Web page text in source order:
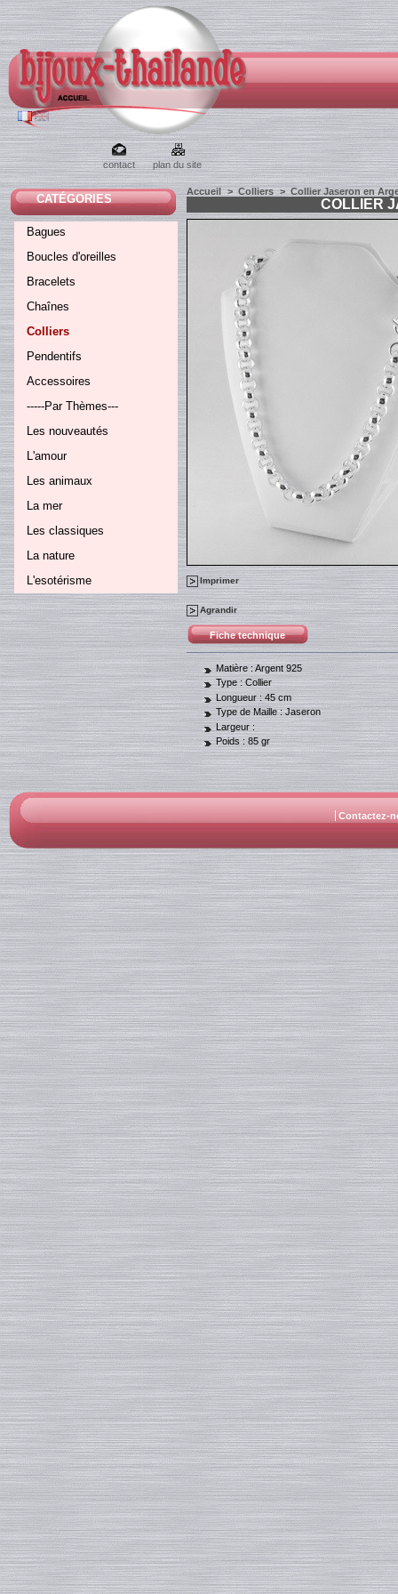
contact plan du site
CATÉGORIES
Bagues
Boucles d'oreilles
Bracelets
Chaînes
Colliers
Pendentifs
Accessoires
-----Par Thèmes---
Les nouveautés
L'amour
Les animaux
La mer
Les classiques
La nature
L'esotérisme
Accueil > Colliers > Collier Jaseron en
COLLIER
Imprimer
Agrandir
Fiche technique
Matière : Argent 925
Type :Collier
Longueur :45 cm
Type de Maille :Jaseron
Largeur :
Poids :85 gr
Contactez-